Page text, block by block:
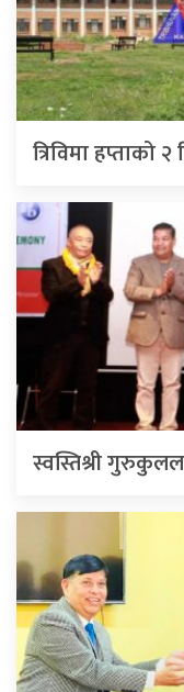
त्रिविमा हप्ताको
स्वस्तिश्री